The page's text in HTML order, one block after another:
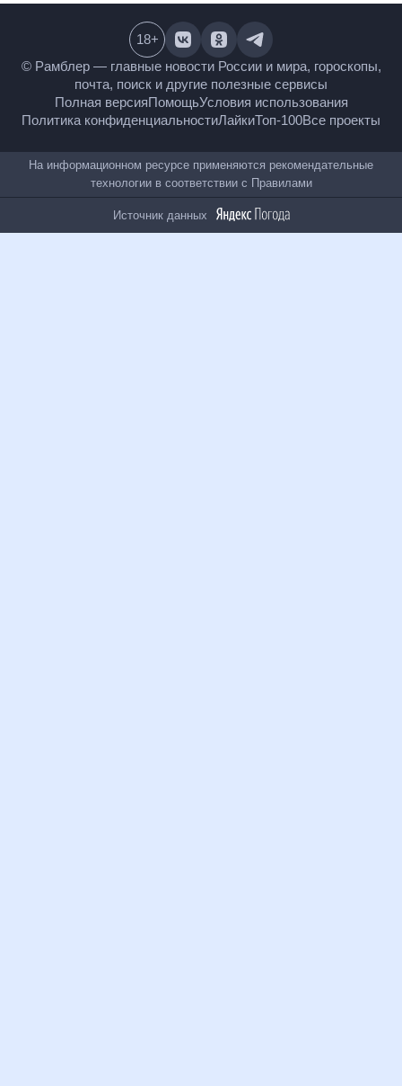
© Рамблер — главные новости России и мира,
гороскопы, почта, поиск и другие полезные сервисы
Полная версияПомощьУсловия использования
Политика конфиденциальностиЛайкиТоп-100
18+
На информационном ресурсе применяются
рекомендательные технологии в соответствии сПравилами
Источник данных